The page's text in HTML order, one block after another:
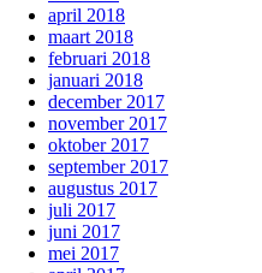
april 2018
maart 2018
februari 2018
januari 2018
december 2017
november 2017
oktober 2017
september 2017
augustus 2017
juli 2017
juni 2017
mei 2017